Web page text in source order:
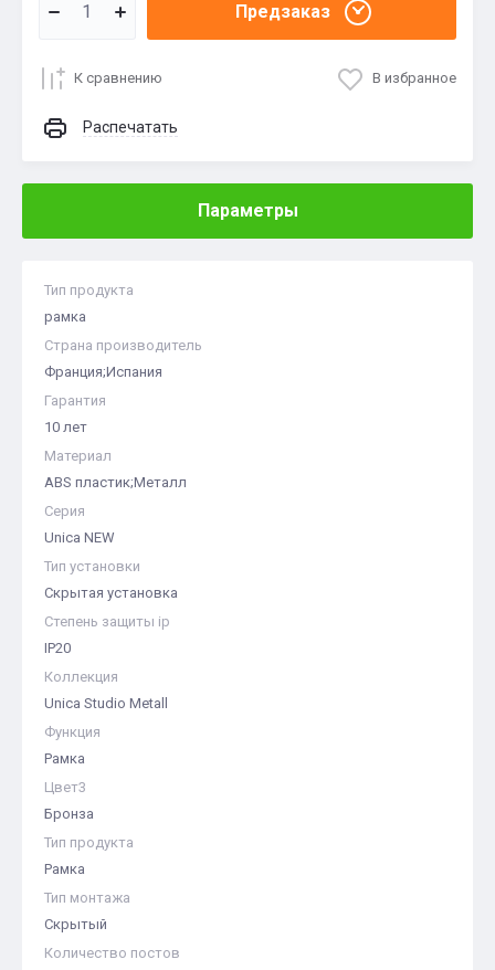
Предзаказ
К сравнению В избранное
Распечатать
Параметры
Тип продукта
рамка
Страна производитель
Франция;Испания
Гарантия
10 лет
Материал
ABS пластик;Металл
Серия
Unica NEW
Тип установки
Скрытая установка
Степень защиты ip
IP20
Коллекция
Unica Studio Metall
Функция
Рамка
Цвет3
Бронза
Тип продукта
Рамка
Тип монтажа
Скрытый
Количество постов